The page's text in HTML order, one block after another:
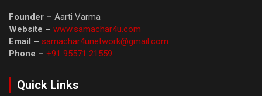
Founder – Aarti Varma
Website – www.samachar4u.com
Email – samachar4unetwork@gmail.com
Phone – +91 95571 21559
Quick Links